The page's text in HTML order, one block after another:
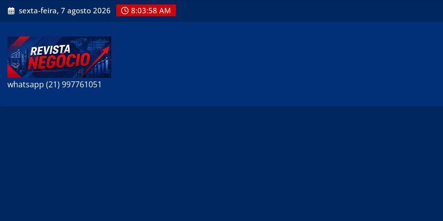
Skip
to
sexta-feira, 7 agosto 2026 8:03:59 AM
whatsapp (21) 997761051